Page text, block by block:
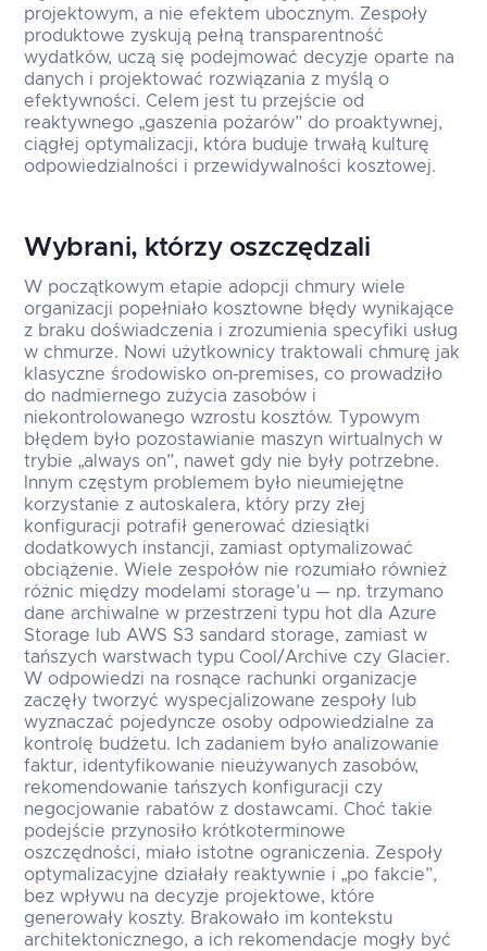
projektowym, a nie efektem ubocznym. Zespoły
produktowe zyskują pełną transparentność
wydatków, uczą się podejmować decyzje oparte na
danych i projektować rozwiązania z myślą o
efektywności. Celem jest tu przejście od
reaktywnego „gaszenia pożarów” do proaktywnej,
ciągłej optymalizacji, która buduje trwałą kulturę
odpowiedzialności i przewidywalności kosztowej.
Wybrani, którzy oszczędzali
W początkowym etapie adopcji chmury wiele
organizacji popełniało kosztowne błędy wynikające
z braku doświadczenia i zrozumienia specyfiki usług
w chmurze. Nowi użytkownicy traktowali chmurę jak
klasyczne środowisko on‑premises, co prowadziło
do nadmiernego zużycia zasobów i
niekontrolowanego wzrostu kosztów. Typowym
błędem było pozostawianie maszyn wirtualnych w
trybie „always on”, nawet gdy nie były potrzebne.
Innym częstym problemem było nieumiejętne
korzystanie z autoskalera, który przy złej
konfiguracji potrafił generować dziesiątki
dodatkowych instancji, zamiast optymalizować
obciążenie. Wiele zespołów nie rozumiało również
różnic między modelami storage’u — np. trzymano
dane archiwalne w przestrzeni typu hot dla Azure
Storage lub AWS S3 sandard storage, zamiast w
tańszych warstwach typu Cool/Archive czy Glacier.
W odpowiedzi na rosnące rachunki organizacje
zaczęły tworzyć wyspecjalizowane zespoły lub
wyznaczać pojedyncze osoby odpowiedzialne za
kontrolę budżetu. Ich zadaniem było analizowanie
faktur, identyfikowanie nieużywanych zasobów,
rekomendowanie tańszych konfiguracji czy
negocjowanie rabatów z dostawcami. Choć takie
podejście przynosiło krótkoterminowe
oszczędności, miało istotne ograniczenia. Zespoły
optymalizacyjne działały reaktywnie i „po fakcie”,
bez wpływu na decyzje projektowe, które
generowały koszty. Brakowało im kontekstu
architektonicznego, a ich rekomendacje mogły być